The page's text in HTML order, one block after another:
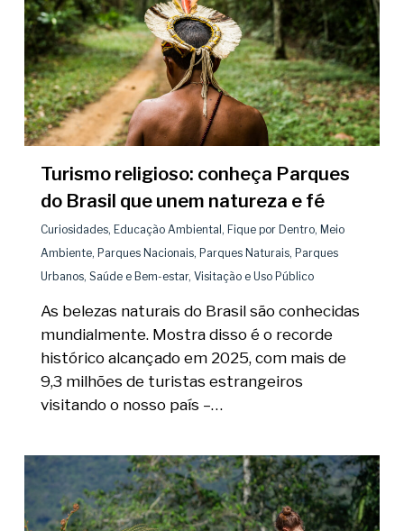
Turismo religioso: conheça Parques
do Brasil que unem natureza e fé
Curiosidades, Educação Ambiental , Fique por Dentro, Meio
Ambiente, Parques Nacionais, Parques Naturais, Parques
Urbanos, Saúde e Bem-estar, Visitação e Uso Público
As belezas naturais do Brasil são conhecidas
mundialmente. Mostra disso é o recorde
histórico alcançado em 2025, com mais de
9,3 milhões de turistas estrangeiros
visitando o nosso país –…